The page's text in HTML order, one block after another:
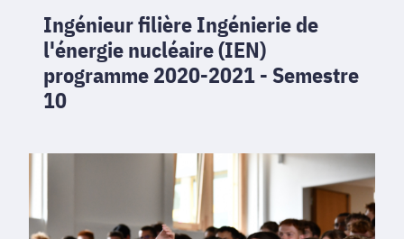
Ingénieur filière Ingénierie de
l'énergie nucléaire (IEN)
programme 2020-2021 - Semestre
10